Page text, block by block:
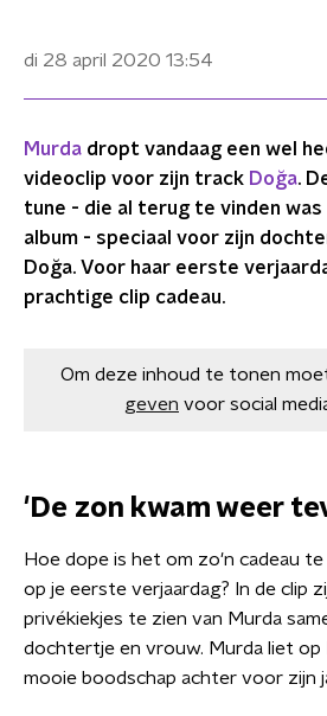
di 28 april 2020 13:54
Murda dropt vandaag een wel
videoclip voor zijn track Doğa.
tune - die al terug te vinden was
album - speciaal voor zijn
Doğa. Voor haar eerste
prachtige clip cadeau.
Om deze inhoud te tonen
geven voor social
'De zon kwam weer
Hoe dope is het om zo'n cadeau
op je eerste verjaardag? In de clip
privékiekjes te zien van Murda
dochtertje en vrouw. Murda liet op
mooie boodschap achter voor zijn